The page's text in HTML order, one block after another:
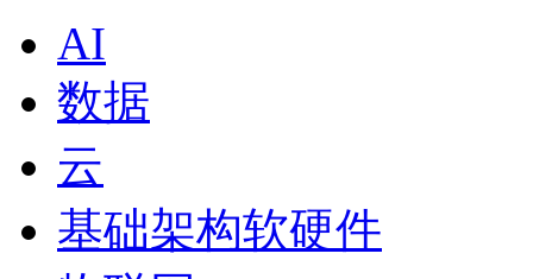
AI
数据
云
基础架构软硬件